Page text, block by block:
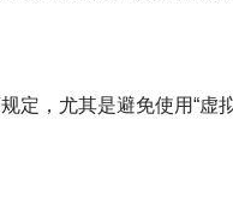
定，尤其是避免使用“虚